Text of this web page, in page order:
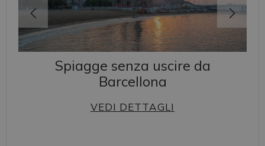
Spiagge senza uscire da
Barcellona
VEDI DETTAGLI